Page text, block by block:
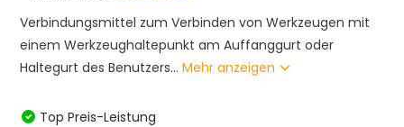
Verbindungsmittel zum Verbinden von Werkzeugen mit
einem Werkzeughaltepunkt am Auffanggurt oder
Haltegurt des Benutzers...Mehr anzeigen
Top Preis-Leistung